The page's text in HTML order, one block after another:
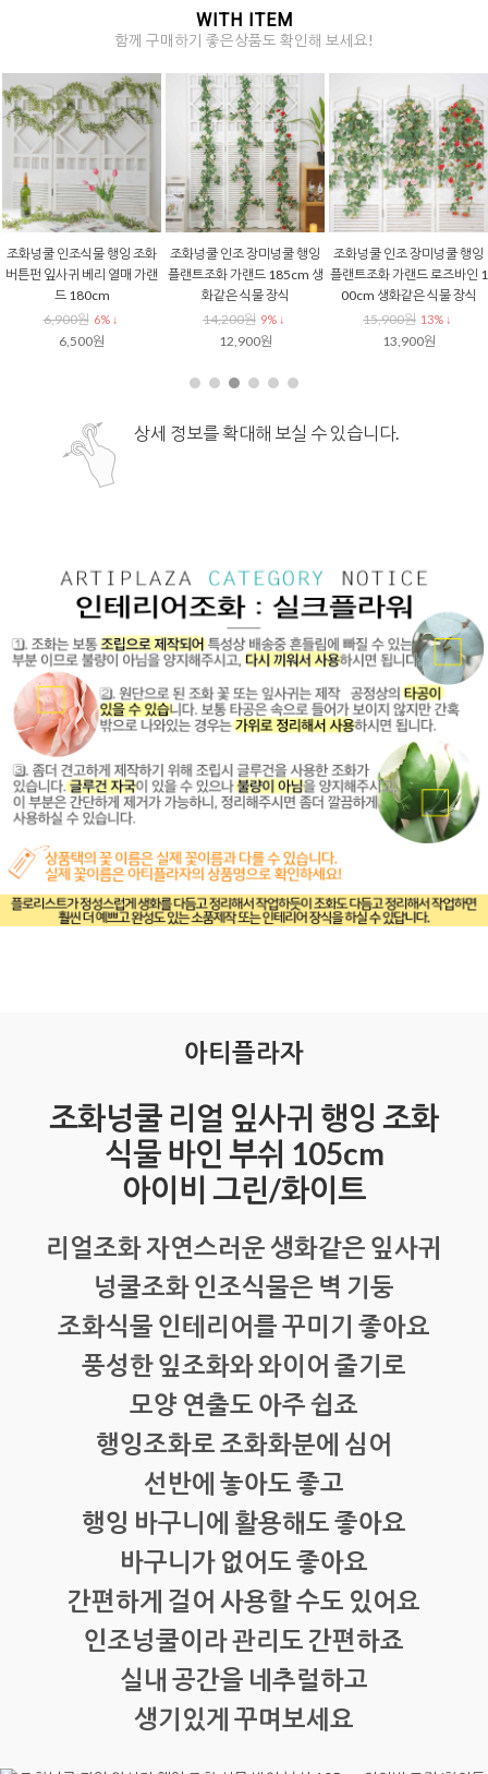
WITH ITEM
함께 구매하기 좋은상품도 확인해 보세요!
조화넝쿨 인조식물 행잉 조화
버튼펀 잎사귀 베리 열매 가랜
드 180cm
6,900원 6% ↓
6,500원
조화넝쿨 인조 장미넝쿨 행잉
플랜트조화 가랜드 185cm 생
화같은 식물 장식
14,200원 9% ↓
12,900원
조화넝쿨 인조 장미넝쿨 행잉
플랜트조화 가랜드 로즈바인 1
00cm 생화같은 식물 장식
15,900원 13% ↓
13,900원
상세 정보를 확대해 보실 수 있습니다.
아티플라자
조화넝쿨 리얼 잎사귀 행잉 조화
식물 바인 부쉬 105cm
아이비 그린/화이트
리얼조화 자연스러운 생화같은 잎사귀
넝쿨조화 인조식물은 벽 기둥
조화식물 인테리어를 꾸미기 좋아요
풍성한 잎조화와 와이어 줄기로
모양 연출도 아주 쉽죠
행잉조화로 조화화분에 심어
선반에 놓아도 좋고
행잉 바구니에 활용해도 좋아요
바구니가 없어도 좋아요
간편하게 걸어 사용할 수도 있어요
인조넝쿨이라 관리도 간편하죠
실내 공간을 네추럴하고
생기있게 꾸며보세요